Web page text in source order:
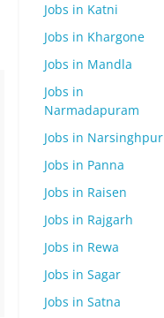
Jobs in Katni
Jobs in Khargone
Jobs in Mandla
Jobs in
Narmadapuram
Jobs in Narsinghpur
Jobs in Panna
Jobs in Raisen
Jobs in Rajgarh
Jobs in Rewa
Jobs in Sagar
Jobs in Satna